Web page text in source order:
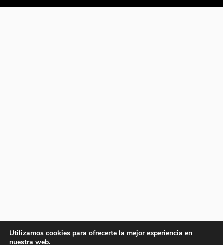
Utilizamos cookies para ofrecerte la mejor experiencia en
nuestra web.